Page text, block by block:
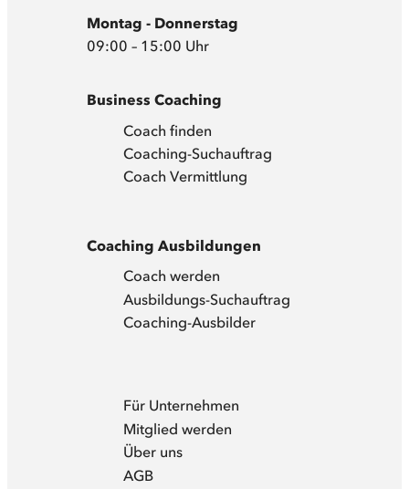
Montag - Donnerstag
09:00 – 15:00 Uhr
Business Coaching
Coach finden
Coaching-Suchauftrag
Coach Vermittlung
Coaching Ausbildungen
Coach werden
Ausbildungs-Suchauftrag
Coaching-Ausbilder
Für Unternehmen
Mitglied werden
Über uns
AGB